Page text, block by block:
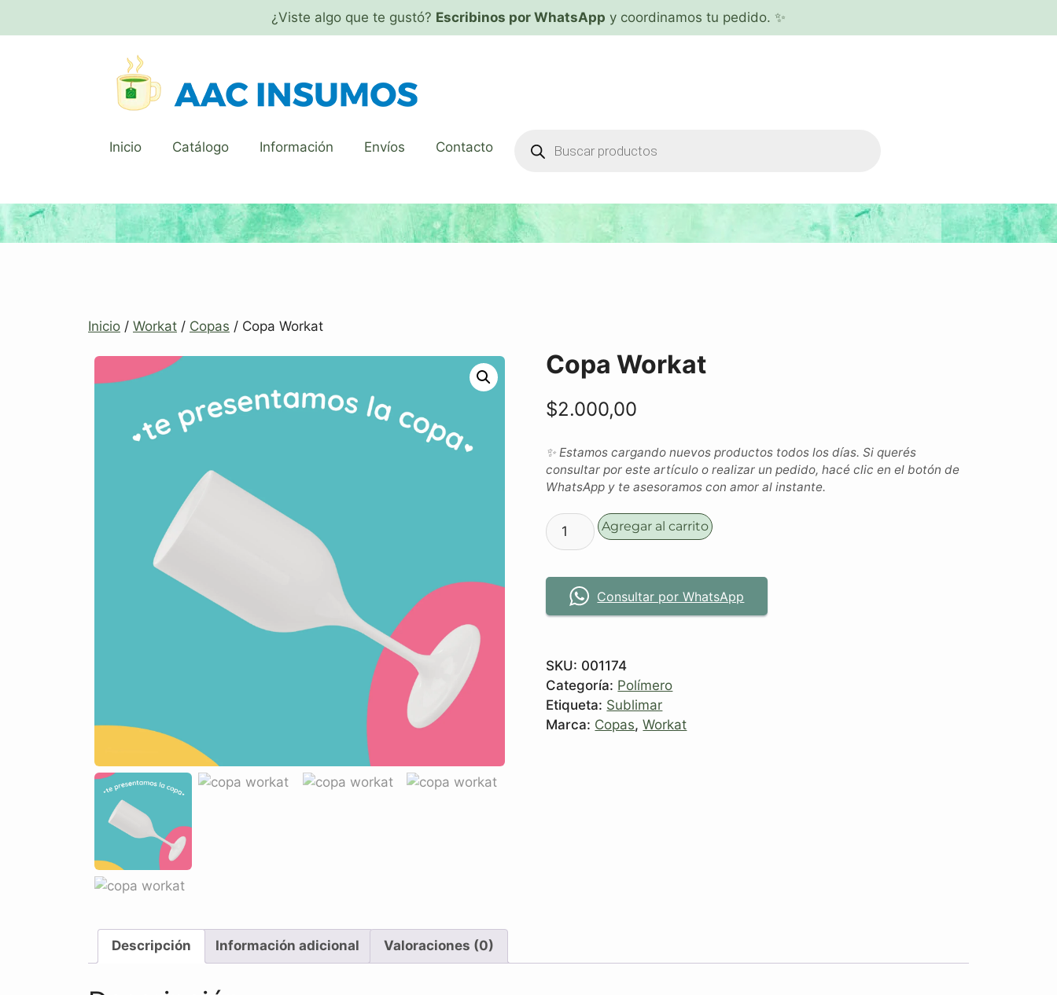
¿Viste algo que te gustó? Escribinos por WhatsApp y coordinamos tu pedido. ✨
Inicio Catálogo Información Envíos Contacto
Inicio / Workat / Copas / Copa Workat
Copa Workat
$2.000,00
✨ Estamos cargando nuevos productos todos los días. Si querés
consultar por este artículo o realizar un pedido, hacé clic en el botón de
WhatsApp y te asesoramos con amor al instante.
Agregar al carrito
Consultar por WhatsApp
SKU: 001174
Categoría: Polímero
Etiqueta: Sublimar
Marca: Copas,Workat
Descripción Información adicional Valoraciones (0)